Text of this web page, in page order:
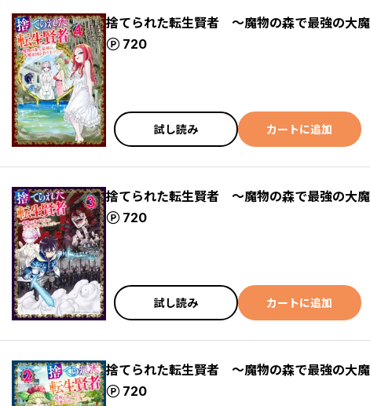
捨てられた転生賢者 ～魔物の森で最強の大魔
720
ポイント
試し読み カートに追加
捨てられた転生賢者 ～魔物の森で最強の大魔
720
ポイント
試し読み カートに追加
捨てられた転生賢者 ～魔物の森で最強の大魔
720
ポイント